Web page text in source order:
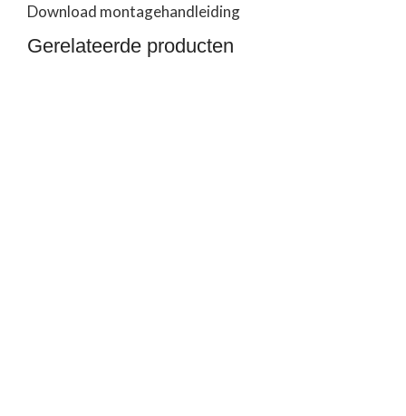
Download montagehandleiding
Gerelateerde producten